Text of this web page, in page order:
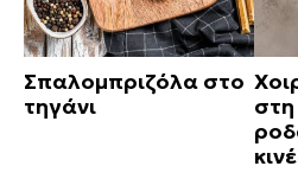
Σπαλομπριζόλα στο
τηγάνι